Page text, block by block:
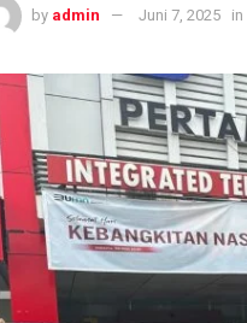
by admin Juni 7, 2025 in